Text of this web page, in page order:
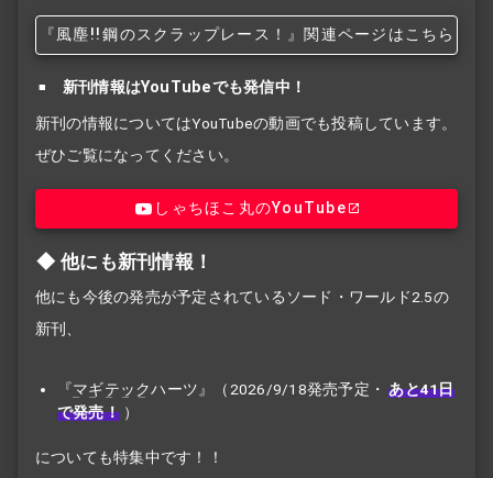
『風塵!! 鋼のスクラップレース！』関連ページはこちら
新刊情報はYouTubeでも発信中！
新刊の情報についてはYouTubeの動画でも投稿しています。
ぜひご覧になってください。
しゃちほこ丸のYouTube
他にも新刊情報！
他にも今後の発売が予定されているソード・ワールド2.5の
新刊、
『マギテックハーツ』（2026/9/18発売予定・ あと41日
で発売！ ）
についても特集中です！！